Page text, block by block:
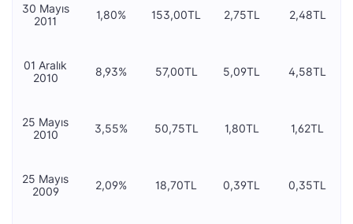
30 Mayıs
2011
1,80% 153,00TL 2,75TL 2,48TL
01 Aralık
2010
8,93% 57,00TL 5,09TL 4,58TL
25 Mayıs
2010
3,55% 50,75TL 1,80TL 1,62TL
25 Mayıs
2009
2,09% 18,70TL 0,39TL 0,35TL